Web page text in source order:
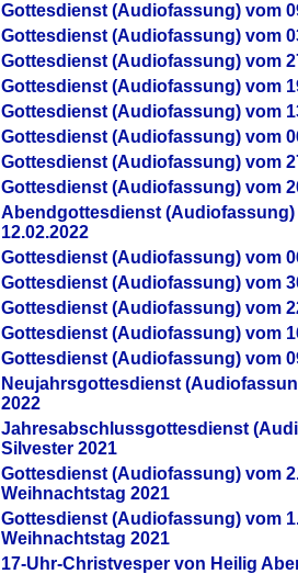
Gottesdienst (Audiofassung) vom
Gottesdienst (Audiofassung) vom
Gottesdienst (Audiofassung) vom
Gottesdienst (Audiofassung) vom
Gottesdienst (Audiofassung) vom
Gottesdienst (Audiofassung) vom
Gottesdienst (Audiofassung) vom
Gottesdienst (Audiofassung) vom
Abendgottesdienst (Audiofassung)
12.02.2022
Gottesdienst (Audiofassung) vom
Gottesdienst (Audiofassung) vom
Gottesdienst (Audiofassung) vom
Gottesdienst (Audiofassung) vom
Gottesdienst (Audiofassung) vom
Neujahrsgottesdienst
2022
Jahresabschlussgottesdienst
Silvester 2021
Gottesdienst (Audiofassung) vom
Weihnachtstag 2021
Gottesdienst (Audiofassung) vom
Weihnachtstag 2021
17-Uhr-Christvesper von Heilig